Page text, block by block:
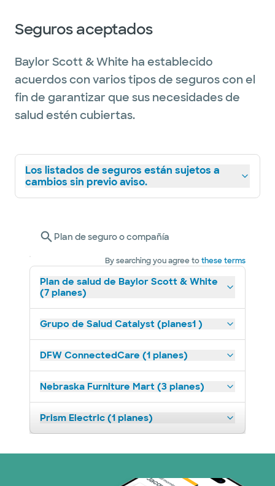
Seguros aceptados
Baylor Scott & White ha establecido
acuerdos con varios tipos de seguros con el
fin de garantizar que sus necesidades de
salud estén cubiertas.
Los listados de seguros están sujetos a
cambios sin previo aviso.
Plan de seguro o compañía
By searching you agree tothese terms
Plan de salud de Baylor Scott & White
(7 planes)
Grupo de Salud Catalyst (planes1 )
DFW ConnectedCare (1 planes)
Nebraska Furniture Mart (3 planes)
Prism Electric (1 planes)